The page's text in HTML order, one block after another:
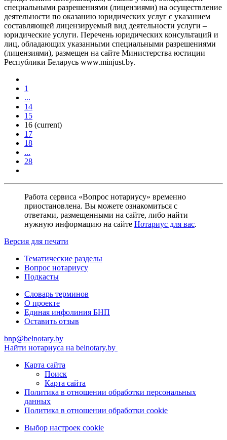
специальными разрешениями (лицензиями) на осуществление
деятельности по оказанию юридических услуг с указанием
составляющей лицензируемый вид деятельности услуги –
юридические услуги. Перечень юридических консультаций и
лиц, обладающих указанными специальными разрешениями
(лицензиями), размещен на сайте Министерства юстиции
Республики Беларусь www.minjust.by.
1
...
14
15
16 (current)
17
18
...
28
Работа сервиса «Вопрос нотариусу» временно
приостановлена. Вы можете ознакомиться с
ответами, размещенными на сайте, либо найти
нужную информацию на сайте Нотариус для вас.
Версия для печати
Тематические разделы
Вопрос нотариусу
Подкасты
Словарь терминов
О проекте
Единая инфолиния БНП
Оставить отзыв
bnp@belnotary.by
Найти нотариуса на belnotary.by
Карта сайта
Поиск
Карта сайта
Политика в отношении обработки персональных
данных
Политика в отношении обработки cookie
Выбор настроек cookie